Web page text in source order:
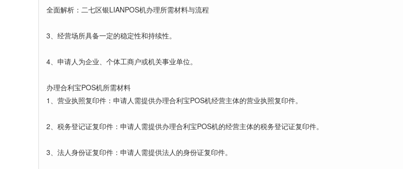
全面解析：二七区银LIANPOS机办理所需材料与流程
3、经营场所具备一定的稳定性和持续性。
4、申请人为企业、个体工商户或机关事业单位。
办理合利宝POS机所需材料
1、营业执照复印件：申请人需提供办理合利宝POS机经营主体的营业执照复印件。
2、税务登记证复印件：申请人需提供办理合利宝POS机的经营主体的税务登记证复印件。
3、法人身份证复印件：申请人需提供法人的身份证复印件。